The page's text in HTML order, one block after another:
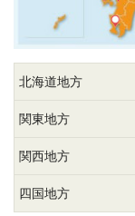
北海道地方
関東地方
関西地方
四国地方